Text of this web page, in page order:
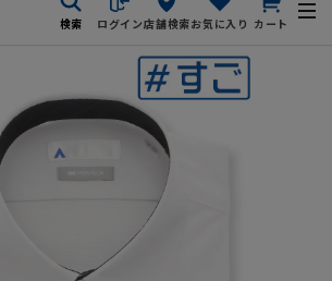
検索 ログイン店舗検索お気に入り カート